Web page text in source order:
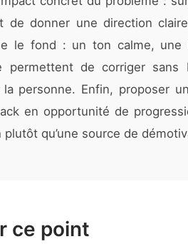
de donner une direction
le fond : un ton calme, une
permettent de corriger sans
personne. Enfin, proposer
en opportunité de
qu’une source de
ce point